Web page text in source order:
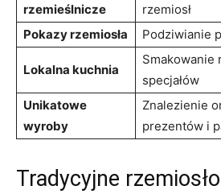
rzemieślnicze
rzemiosł
Pokazy rzemiosła
Podziwianie
Lokalna ⁢kuchnia
Smakowanie
specjałów
Unikatowe
wyroby
Znalezienie
prezentów i
Tradycyjne⁤